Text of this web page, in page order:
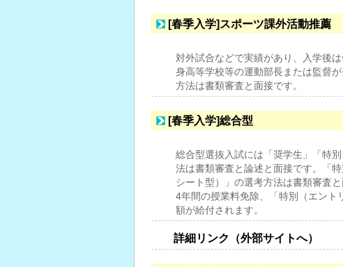
[春季入学]スポーツ課外活動推薦
対外試合などで実績があり、入学後
身高等学校等の運動部長または監督
方法は書類審査と面接です。
[春季入学]総合型
総合型選抜入試には「奨学生」「特
法は書類審査と論述と面接です。「
シート型）」の選考方法は書類審査
4年間の授業料免除、「特別（エント
額が給付されます。
詳細リンク（外部サイトへ）